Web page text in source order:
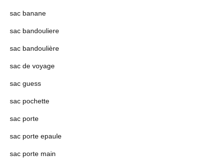
sac banane
sac bandouliere
sac bandoulière
sac de voyage
sac guess
sac pochette
sac porte
sac porte epaule
sac porte main